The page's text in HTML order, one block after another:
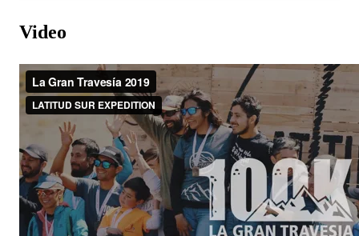
Video